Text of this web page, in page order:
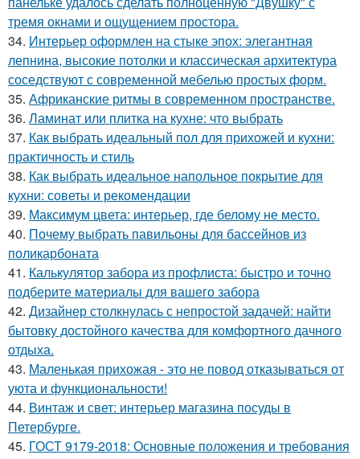
тремя окнами и ощущением простора.
34. Интерьер оформлен на стыке эпох: элегантная
лепнина, высокие потолки и классическая архитектура
соседствуют с современной мебелью простых форм.
35. Африканские ритмы в современном пространстве.
36. Ламинат или плитка на кухне: что выбрать
37. Как выбрать идеальный пол для прихожей и кухни:
практичность и стиль
38. Как выбрать идеальное напольное покрытие для
кухни: советы и рекомендации
39. Максимум цвета: интерьер, где белому не место.
40. Почему выбрать павильоны для бассейнов из
поликарбоната
41. Калькулятор забора из профлиста: быстро и точно
подберите материалы для вашего забора
42. Дизайнер столкнулась с непростой задачей: найти
бытовку достойного качества для комфортного дачного
отдыха.
43. Маленькая прихожая - это не повод отказываться от
уюта и функциональности!
44. Винтаж и свет: интерьер магазина посуды в
Петербурге.
45. ГОСТ 9179-2018: Основные положения и требования